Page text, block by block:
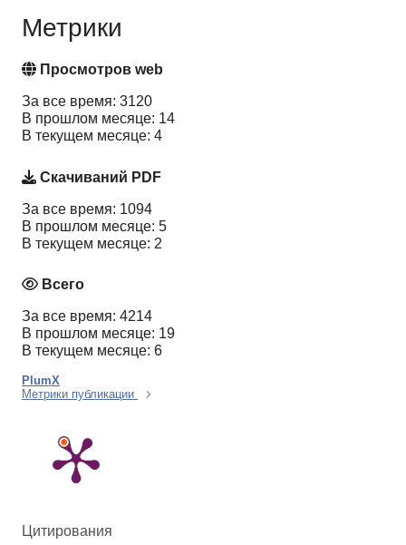
Метрики
Просмотров web
За все время: 3120
В прошлом месяце: 14
В текущем месяце: 4
Скачиваний PDF
За все время: 1094
В прошлом месяце: 5
В текущем месяце: 2
Всего
За все время: 4214
В прошлом месяце: 19
В текущем месяце: 6
PlumX
Метрики публикации
Цитирования